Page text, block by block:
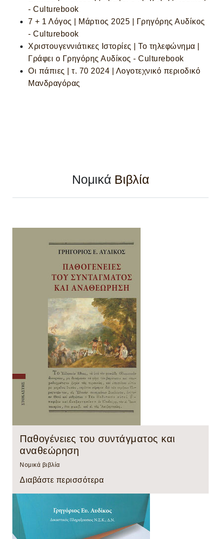
- Culturebook
7 + 1 Λόγος | Μάρτιος 2025 | Γρηγόρης Αυδίκος
- Culturebook
Χριστουγεννιάτικες Ιστορίες | Το τηλεφώνημα |
Γράφει o Γρηγόρης Αυδίκος - Culturebook
Οι πάπιες | τ. 70 2024 | Λογοτεχνικό περιοδικό
Μανδραγόρας
Νομικά Βιβλία
Παθογένειες του συντάγματος και
αναθεώρηση
Νομικά βιβλία
Διαβάστε περισσότερα